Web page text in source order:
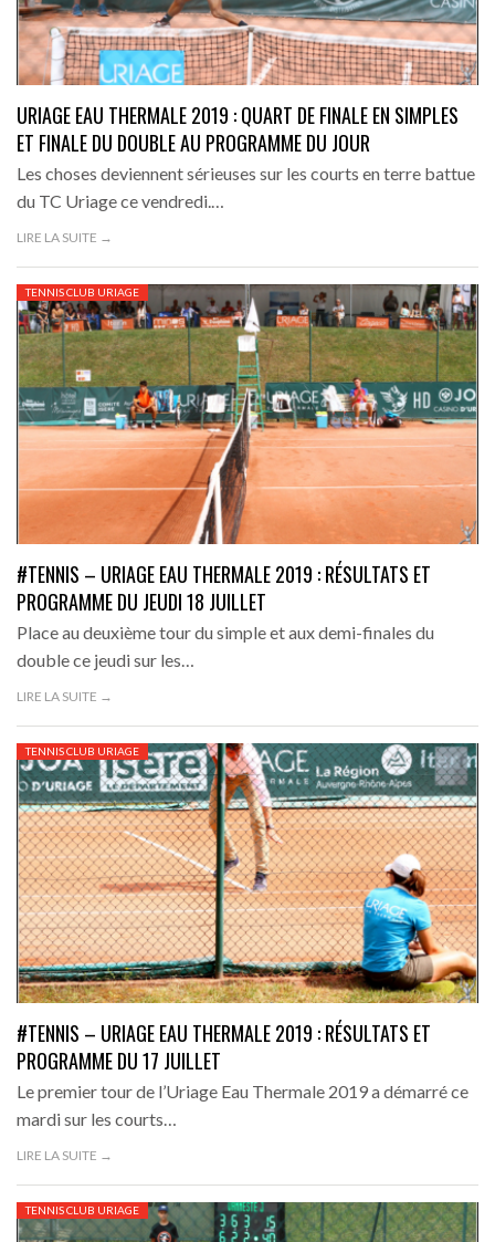
URIAGE EAU THERMALE 2019 : QUART DE FINALE EN SIMPLES
ET FINALE DU DOUBLE AU PROGRAMME DU JOUR
Les choses deviennent sérieuses sur les courts en terre battue
du TC Uriage ce vendredi.…
LIRE LA SUITE →
TENNIS CLUB URIAGE
#TENNIS – URIAGE EAU THERMALE 2019 : RÉSULTATS ET
PROGRAMME DU JEUDI 18 JUILLET
Place au deuxième tour du simple et aux demi-finales du
double ce jeudi sur les…
LIRE LA SUITE →
TENNIS CLUB URIAGE
#TENNIS – URIAGE EAU THERMALE 2019 : RÉSULTATS ET
PROGRAMME DU 17 JUILLET
Le premier tour de l’Uriage Eau Thermale 2019 a démarré ce
mardi sur les courts…
LIRE LA SUITE →
TENNIS CLUB URIAGE